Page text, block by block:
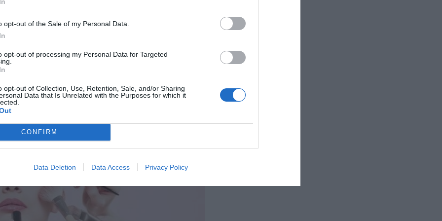
opt-out of the Sale of my Personal Data.
opt-out of processing my Personal Data for Targeted
opt-out of Collection, Use, Retention, Sale, and/or Sharing
Data that Is Unrelated with the Purposes for which it
CONFIRM
Data Deletion Data Access Privacy Policy
cosmètica
té menys
tornar a créixer, per